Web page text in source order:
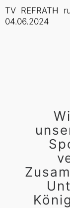
TV REFRATH
04.06.2024